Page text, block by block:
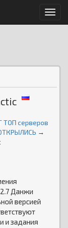
Меню
ТОП серверов
→
Данжи
версией
и задания